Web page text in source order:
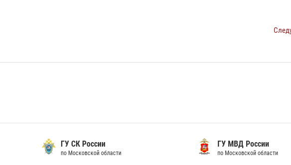
ГУ СК России
по Московской области
ГУ МВД России
по Московской области